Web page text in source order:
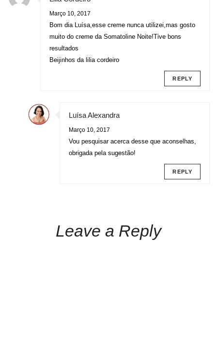
Março 10, 2017
Bom dia Luísa,esse creme nunca utilizei,mas gosto
muito do creme da Somatoline Noite!Tive bons
resultados
Beijinhos da lilia cordeiro
REPLY
Luísa Alexandra
Março 10, 2017
Vou pesquisar acerca desse que aconselhas,
obrigada pela sugestão!
REPLY
Leave a Reply